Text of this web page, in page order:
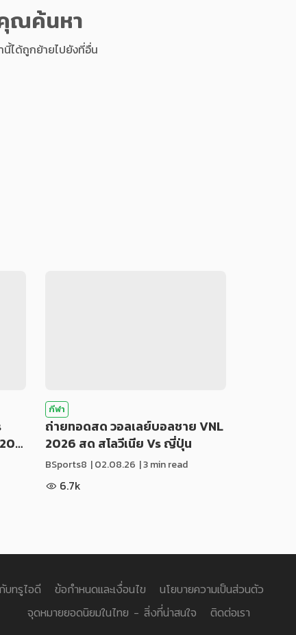
ณค้นหา
ได้ถูกย้ายไปยังที่อื่น
กีฬา
ถ่ายทอดสด วอลเลย์บอลชาย VNL
2026 สด สโลวีเนีย Vs ญี่ปุ่น
BSports8 |02.08.26 | 3 min read
6.7k
บทรูไอดี ข้อกำหนดและเงื่อนไข
นโยบายความเป็นส่วนตัว
จุดหมายยอดนิยมในไทย - สิ่งที่น่าสนใจ
ติดต่อเรา